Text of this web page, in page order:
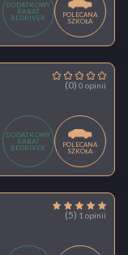
DODATKOWY
RABAT
BEDRIVER
POLECANA
SZKOŁA
(0) 0 opinii
DODATKOWY
RABAT
BEDRIVER
POLECANA
SZKOŁA
(5) 1 opinii